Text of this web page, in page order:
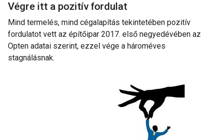
Végre itt a pozitív fordulat
Mind termelés, mind cégalapítás tekintetében pozitív
fordulatot vett az építőipar 2017. első negyedévében az
Opten adatai szerint, ezzel vége a hároméves
stagnálásnak.